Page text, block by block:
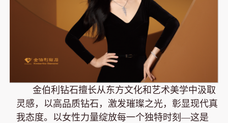
金伯利钻石擅长从东方文化和艺术美学中汲取
灵感，以高品质钻石，激发璀璨之光，彰显现代真
我态度。以女性力量绽放每一个独特时刻—这是